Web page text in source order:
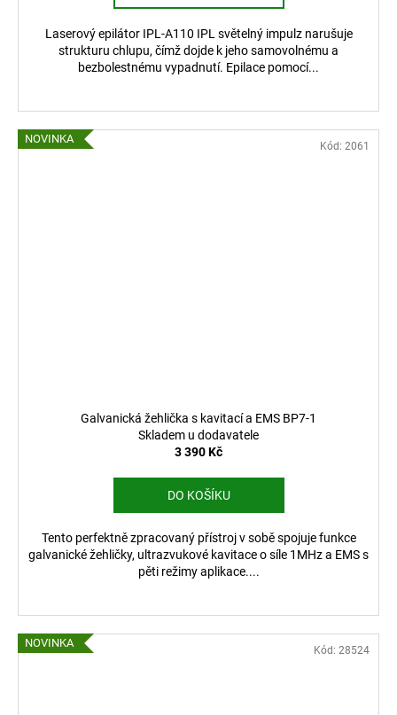
Laserový epilátor IPL-A110 IPL světelný impulz narušuje
strukturu chlupu, čímž dojde k jeho samovolnému a
bezbolestnému vypadnutí. Epilace pomocí...
NOVINKA
Galvanická žehlička s kavitací a EMS BP7-1
Skladem u dodavatele
3 390 Kč
DO KOŠÍKU
Tento perfektně zpracovaný přístroj v sobě spojuje funkce
galvanické žehličky, ultrazvukové kavitace o síle 1MHz a EMS s
pěti režimy aplikace....
Kód: 2061
NOVINKA
Kód: 28524